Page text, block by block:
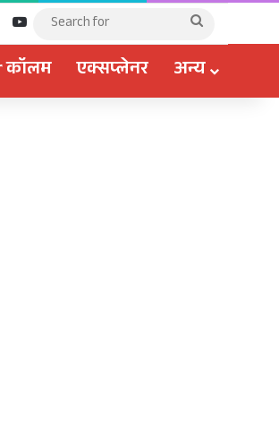
YouTube
Search
कॉलम एक्सप्लेनर अन्य